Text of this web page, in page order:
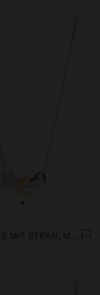
+
HALSKETTE MIT STERN, MOND UND HERZ – 925ER STERLINGSILBER